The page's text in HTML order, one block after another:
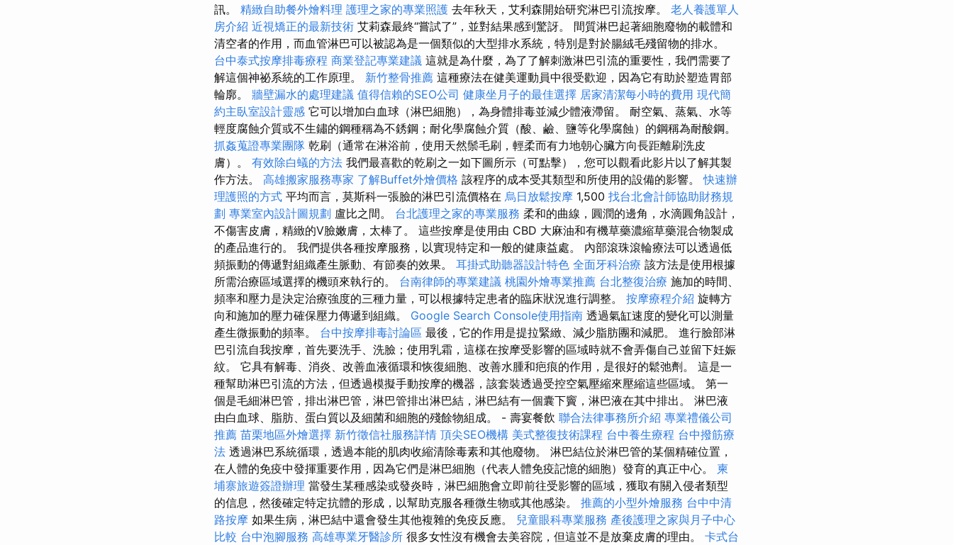
訊。 精緻自助餐外燴料理 護理之家的專業照護 去年秋天，艾利森開始研究淋巴引流按摩。 老人養護單人
房介紹 近視矯正的最新技術 艾莉森最終“嘗試了”，並對結果感到驚訝。 間質淋巴起著細胞廢物的載體和
清空者的作用，而血管淋巴可以被認為是一個類似的大型排水系統，特別是對於腸絨毛殘留物的排水。
台中泰式按摩排毒療程 商業登記專業建議 這就是為什麼，為了了解刺激淋巴引流的重要性，我們需要了
解這個神祕系統的工作原理。 新竹整骨推薦 這種療法在健美運動員中很受歡迎，因為它有助於塑造胃部
輪廓。 牆壁漏水的處理建議 值得信賴的SEO公司 健康坐月子的最佳選擇 居家清潔每小時的費用 現代簡
約主臥室設計靈感 它可以增加白血球（淋巴細胞），為身體排毒並減少體液滯留。 耐空氣、蒸氣、水等
輕度腐蝕介質或不生鏽的鋼種稱為不銹鋼；耐化學腐蝕介質（酸、鹼、鹽等化學腐蝕）的鋼稱為耐酸鋼。
抓姦蒐證專業團隊 乾刷（通常在淋浴前，使用天然鬃毛刷，輕柔而有力地朝心臟方向長距離刷洗皮
膚）。 有效除白蟻的方法 我們最喜歡的乾刷之一如下圖所示（可點擊），您可以觀看此影片以了解其製
作方法。 高雄搬家服務專家 了解Buffet外燴價格 該程序的成本受其類型和所使用的設備的影響。快速辦
理護照的方式 平均而言，莫斯科一張臉的淋巴引流價格在 烏日放鬆按摩 1,500 找台北會計師協助財務規
劃 專業室內設計圖規劃 盧比之間。 台北護理之家的專業服務 柔和的曲線，圓潤的邊角，水滴圓角設計，
不傷害皮膚，精緻的V臉嫩膚，太棒了。 這些按摩是使用由 CBD 大麻油和有機草藥濃縮草藥混合物製成
的產品進行的。 我們提供各種按摩服務，以實現特定和一般的健康益處。 內部滾珠滾輪療法可以透過低
頻振動的傳遞對組織產生脈動、有節奏的效果。 耳掛式助聽器設計特色 全面牙科治療 該方法是使用根據
所需治療區域選擇的機頭來執行的。 台南律師的專業建議 桃園外燴專業推薦 台北整復治療 施加的時間、
頻率和壓力是決定治療強度的三種力量，可以根據特定患者的臨床狀況進行調整。 按摩療程介紹 旋轉方
向和施加的壓力確保壓力傳遞到組織。 Google Search Console使用指南 透過氣缸速度的變化可以測量
產生微振動的頻率。 台中按摩排毒討論區 最後，它的作用是提拉緊緻、減少脂肪團和減肥。 進行臉部淋
巴引流自我按摩，首先要洗手、洗臉；使用乳霜，這樣在按摩受影響的區域時就不會弄傷自己並留下妊娠
紋。 它具有解毒、消炎、改善血液循環和恢復細胞、改善水腫和疤痕的作用，是很好的鬆弛劑。 這是一
種幫助淋巴引流的方法，但透過模擬手動按摩的機器，該套裝透過受控空氣壓縮來壓縮這些區域。 第一
個是毛細淋巴管，排出淋巴管，淋巴管排出淋巴結，淋巴結有一個囊下竇，淋巴液在其中排出。 淋巴液
由白血球、脂肪、蛋白質以及細菌和細胞的殘餘物組成。 - 壽宴餐飲 聯合法律事務所介紹 專業禮儀公司
推薦 苗栗地區外燴選擇 新竹徵信社服務詳情 頂尖SEO機構 美式整復技術課程 台中養生療程 台中撥筋療
法 透過淋巴系統循環，透過本能的肌肉收縮清除毒素和其他廢物。 淋巴結位於淋巴管的某個精確位置，
在人體的免疫中發揮重要作用，因為它們是淋巴細胞（代表人體免疫記憶的細胞）發育的真正中心。 柬
埔寨旅遊簽證辦理 當發生某種感染或發炎時，淋巴細胞會立即前往受影響的區域，獲取有關入侵者類型
的信息，然後確定特定抗體的形成，以幫助克服各種微生物或其他感染。 推薦的小型外燴服務 台中中清
路按摩 如果生病，淋巴結中還會發生其他複雜的免疫反應。 兒童眼科專業服務 產後護理之家與月子中心
比較 台中泡腳服務 高雄專業牙醫診所 很多女性沒有機會去美容院，但這並不是放棄皮膚的理由。 卡式台